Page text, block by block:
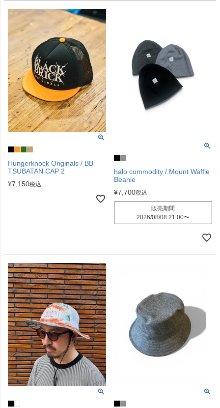
Hungerknock Originals / BB
TSUBATAN CAP 2
¥7,150税込
halo commodity / Mount Waffle
Beanie
¥7,700税込
販売期間
2026/08/08 21:00〜